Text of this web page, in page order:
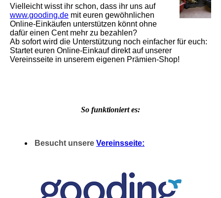
Vielleicht wisst ihr schon, dass ihr uns auf
www.gooding.de mit euren gewöhnlichen
Online-Einkäufen unterstützen könnt ohne
dafür einen Cent mehr zu bezahlen?
Ab sofort wird die Unterstützung noch einfacher für euch:
Startet euren Online-Einkauf direkt auf unserer
Vereinsseite in unserem eigenen Prämien-Shop!
So funktioniert es:
Besucht unsere Vereinsseite: